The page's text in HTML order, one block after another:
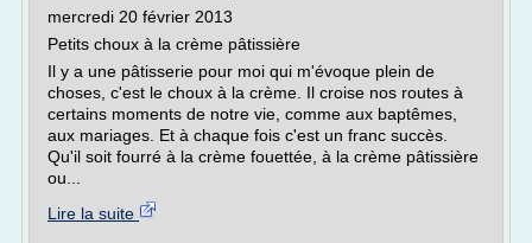
mercredi 20 février 2013
Petits choux à la crème pâtissière
Il y a une pâtisserie pour moi qui m'évoque plein de
choses, c'est le choux à la crème. Il croise nos routes à
certains moments de notre vie, comme aux baptêmes,
aux mariages. Et à chaque fois c'est un franc succès.
Qu'il soit fourré à la crème fouettée, à la crème pâtissière
ou...
Lire la suite